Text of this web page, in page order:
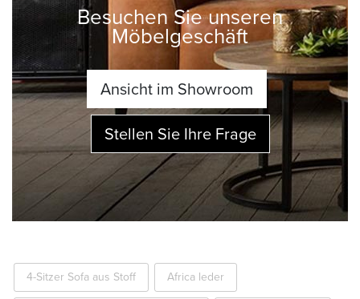
Besuchen Sie unseren
Möbelgeschäft
Ansicht im Showroom
Stellen Sie Ihre Frage
4-Sitzer Sofa aus Stoff Africa leder